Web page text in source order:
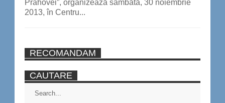
Prahovei”, organizează sâmbătă, 30 noiembrie
2013, în Centru...
RECOMANDAM
CAUTARE